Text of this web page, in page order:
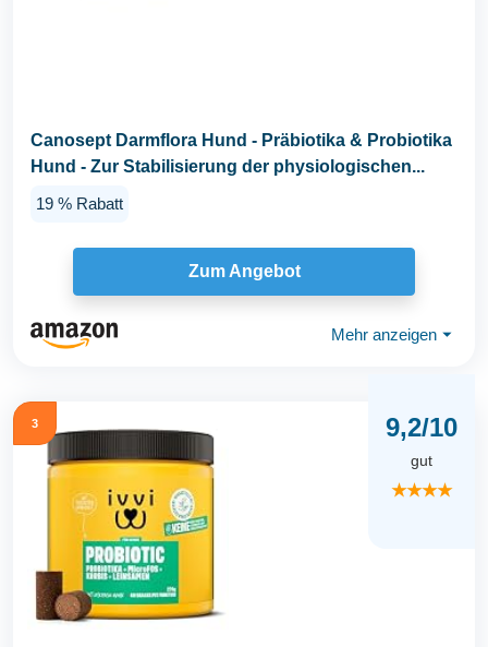
Canosept Darmflora Hund - Präbiotika & Probiotika
Hund - Zur Stabilisierung der physiologischen...
19 % Rabatt
Zum Angebot
Mehr anzeigen ⏷
3 9,2/10
gut
★★★★